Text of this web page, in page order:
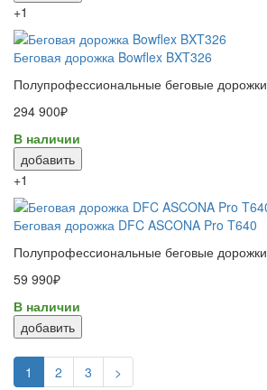
+1
Беговая дорожка Bowflex BXT326
Полупрофессиональные беговые дорожки
294 900₽
В наличии
добавить
+1
Беговая дорожка DFC ASCONA Pro T640
Полупрофессиональные беговые дорожки
59 990₽
В наличии
добавить
1 2 3 >